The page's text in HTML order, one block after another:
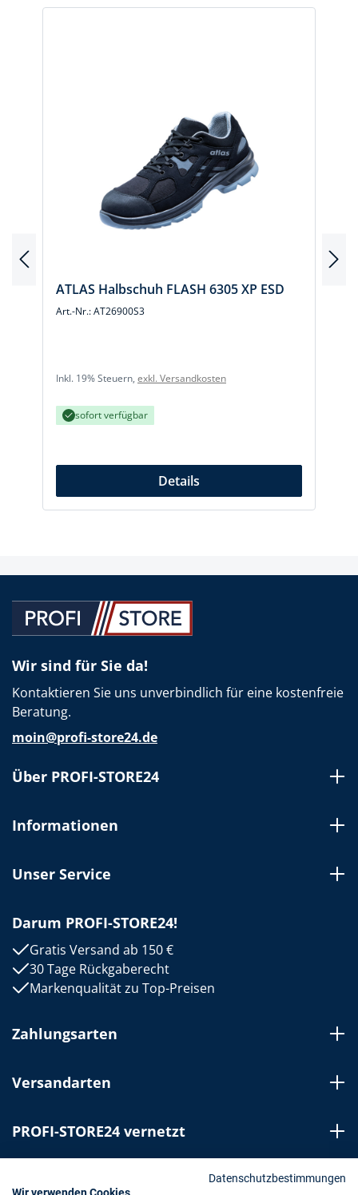
ATLAS Halbschuh FLASH 6305 XP ESD
Art.-Nr.: AT26900S3
Inkl. 19% Steuern, exkl. Versandkosten
sofort verfügbar
Details
Wir sind für Sie da!
Kontaktieren Sie uns unverbindlich für eine kostenfreie
Beratung.
moin@profi-store24.de
Über PROFI-STORE24
Informationen
Unser Service
Darum PROFI-STORE24!
Gratis Versand ab 150 €
30 Tage Rückgaberecht
Markenqualität zu Top-Preisen
Zahlungsarten
Versandarten
PROFI-STORE24 vernetzt
Bestellung widerrufenDatenschutzbestimmungen